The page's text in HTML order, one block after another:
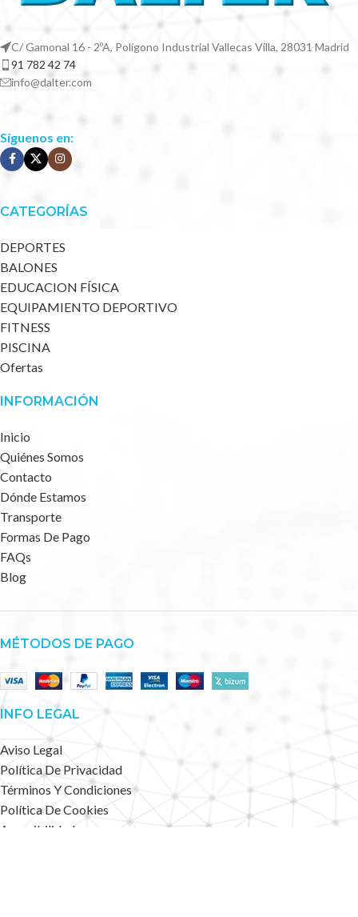
C/ Gamonal 16 - 2ºA, Polígono Industrial Vallecas Villa, 28031 Madrid
91 782 42 74
info@dalter.com
Síguenos en:
CATEGORÍAS
DEPORTES
BALONES
EDUCACION FÍSICA
EQUIPAMIENTO DEPORTIVO
FITNESS
PISCINA
Ofertas
INFORMACIÓN
Inicio
Quiénes Somos
Contacto
Dónde Estamos
Transporte
Formas De Pago
FAQs
Blog
MÉTODOS DE PAGO
INFO LEGAL
Aviso Legal
Política De Privacidad
Términos Y Condiciones
Política De Cookies
Accesibilidad